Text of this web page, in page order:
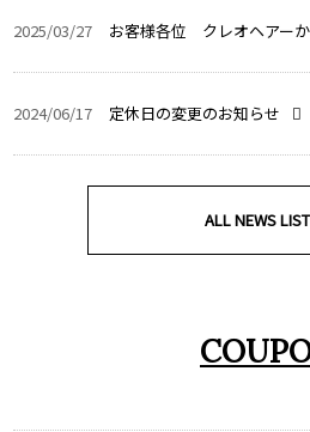
2025/03/27 お客様各位 クレオヘアー
2024/06/17 定休日の変更のお知らせ
ALL NEWS LIST